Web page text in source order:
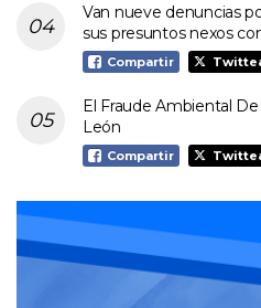
Van nueve denuncias
sus presuntos nexos
Compartir
El Fraude Ambiental
León
Compartir